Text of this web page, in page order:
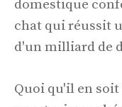
domestique
chat qui réussit
d'un milliard de
Quoi qu'il en soit